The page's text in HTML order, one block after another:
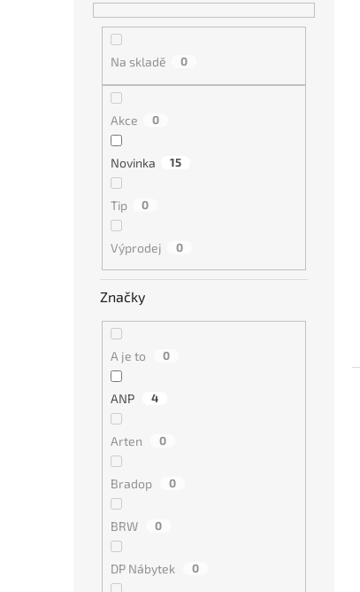
Na skladě 0
Akce 0
Novinka 15
Tip 0
Výprodej 0
Značky
A je to 0
ANP 4
Arten 0
Bradop 0
BRW 0
DP Nábytek 0